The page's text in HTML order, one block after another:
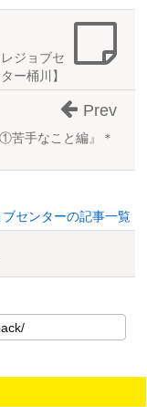
ジョブセ
ー桶川】
苦手なこと編』＊
Prev
センターの記事一覧